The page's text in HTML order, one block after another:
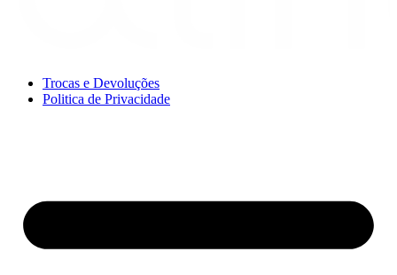
Trocas e Devoluções
Politica de Privacidade